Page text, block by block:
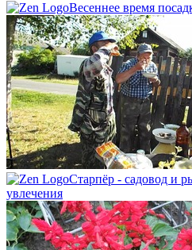
Весеннее время
Старпёр - садовод и
увлечения